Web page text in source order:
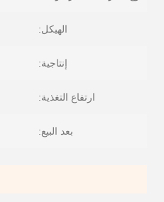
الهيكل:
إنتاجية:
ارتفاع التغذية:
بعد البيع: